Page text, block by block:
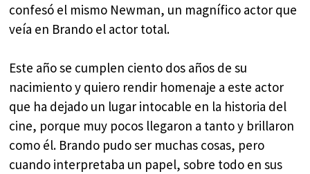
confesó el mismo Newman, un magnífico actor que
veía en Brando el actor total.
Este año se cumplen ciento dos años de su
nacimiento y quiero rendir homenaje a este actor
que ha dejado un lugar intocable en la historia del
cine, porque muy pocos llegaron a tanto y brillaron
como él. Brando pudo ser muchas cosas, pero
cuando interpretaba un papel, sobre todo en sus